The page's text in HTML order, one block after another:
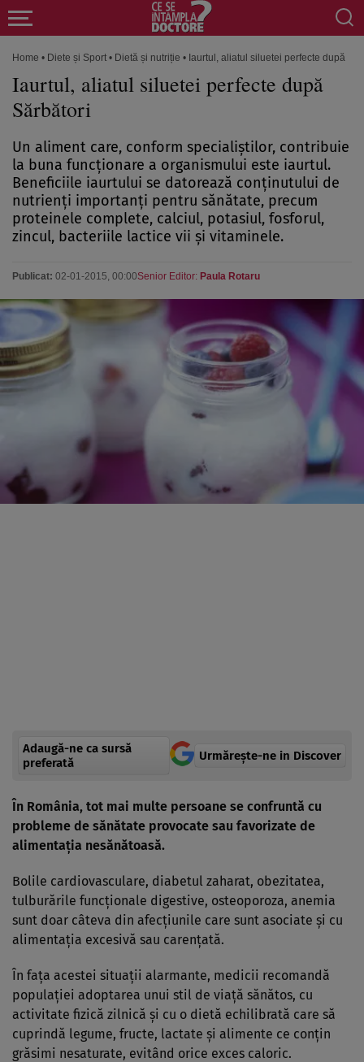
Home • Diete și Sport • Dietă și nutriție • Iaurtul, aliatul siluetei perfecte după
Iaurtul, aliatul siluetei perfecte după
Sărbători
Un aliment care, conform specialiştilor, contribuie
la buna funcţionare a organismului este iaurtul.
Beneficiile iaurtului se datorează conţinutului de
nutrienţi importanţi pentru sănătate, precum
proteinele complete, calciul, potasiul, fosforul,
zincul, bacteriile lactice vii şi vitaminele.
Publicat: 02-01-2015, 00:00Senior Editor: Paula Rotaru
Adaugă-ne ca sursă
preferată
Urmărește-ne in Discover
În România, tot mai multe persoane se confruntă cu
probleme de sănătate provocate sau favorizate de
alimentaţia nesănătoasă.
Bolile cardiovasculare, diabetul zaharat, obezitatea,
tulburările funcţionale digestive, osteoporoza, anemia
sunt doar câteva din afecţiunile care sunt asociate şi cu
alimentaţia excesivă sau carenţată.
În faţa acestei situaţii alarmante, medicii recomandă
populaţiei adoptarea unui stil de viaţă sănătos, cu
activitate fizică zilnică şi cu o dietă echilibrată care să
cuprindă legume, fructe, lactate şi alimente ce conţin
grăsimi nesaturate, evitând orice exces caloric.